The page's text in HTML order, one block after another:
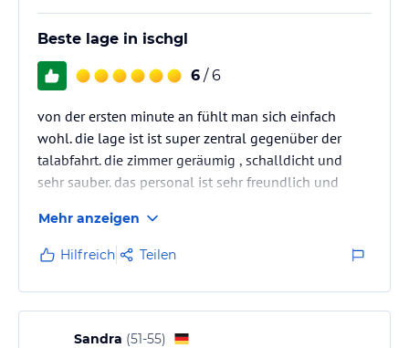
Beste lage in ischgl
6 / 6
von der ersten minute an fühlt man sich einfach
wohl. die lage ist ist super zentral gegenüber der
talabfahrt. die zimmer geräumig , schalldicht und
sehr sauber. das personal ist sehr freundlich und
wünsche offen. wir kommen wieder, ganz sicher!
Mehr anzeigen
Hilfreich Teilen
Sandra (51-55)